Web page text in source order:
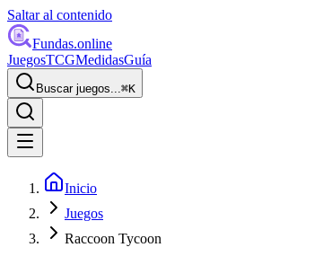
Saltar al contenido
Fundas.online
JuegosTCGMedidasGuía
Buscar juegos...⌘K
Inicio
Juegos
Raccoon Tycoon